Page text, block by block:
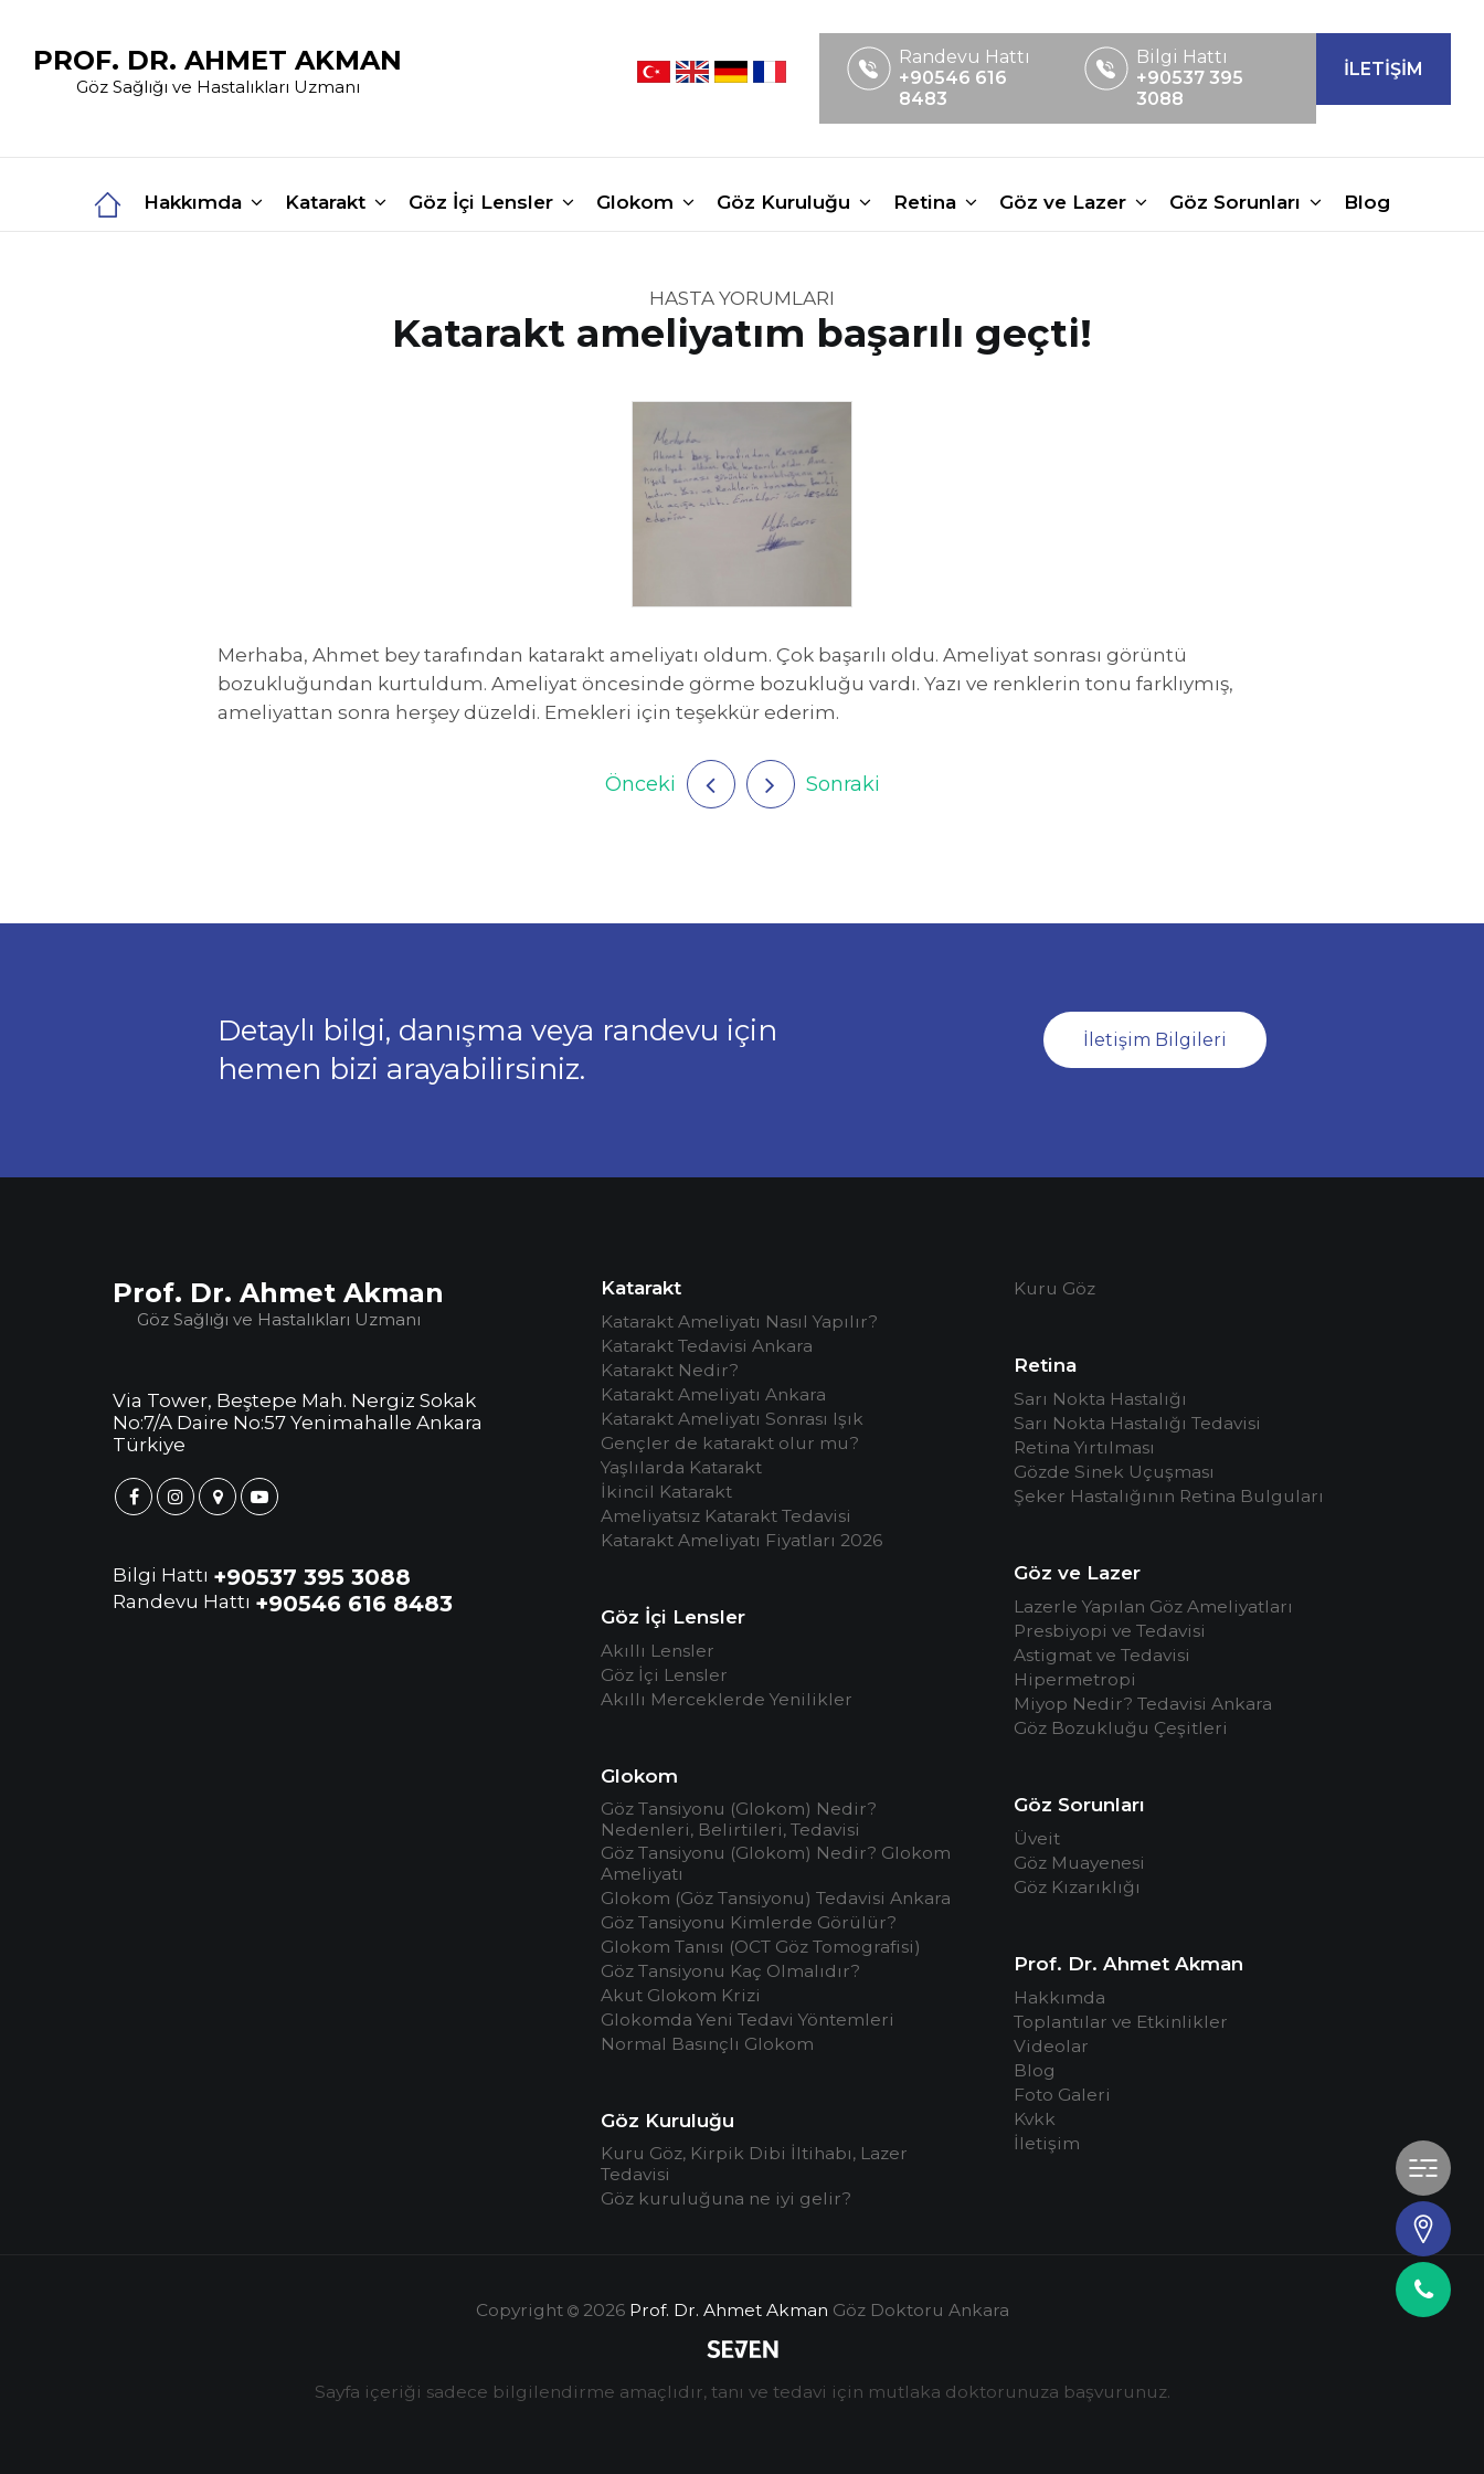
PROF. DR. AHMET AKMAN
Göz Sağlığı ve Hastalıkları Uzmanı
İLETİŞİM
Randevu Hattı
+90546 616
8483
Bilgi Hattı
+90537 395
3088
Hakkımda Katarakt Göz İçi Lensler Glokom Göz Kuruluğu Retina Göz ve Lazer Göz Sorunları Blog
HASTA YORUMLARI
Katarakt ameliyatım başarılı geçti!
Merhaba, Ahmet bey tarafından katarakt ameliyatı oldum. Çok başarılı oldu. Ameliyat sonrası görüntü
bozukluğundan kurtuldum. Ameliyat öncesinde görme bozukluğu vardı. Yazı ve renklerin tonu farklıymış,
ameliyattan sonra herşey düzeldi. Emekleri için teşekkür ederim.
Önceki Sonraki
Detaylı bilgi, danışma veya randevu için
hemen bizi arayabilirsiniz.
İletişim Bilgileri
Prof. Dr. Ahmet Akman
Göz Sağlığı ve Hastalıkları Uzmanı
Via Tower, Beştepe Mah. Nergiz Sokak
No:7/A Daire No:57 Yenimahalle Ankara
Türkiye
Bilgi Hattı +90537 395 3088
Randevu Hattı +90546 616 8483
Katarakt
Katarakt Ameliyatı Nasıl Yapılır?
Katarakt Tedavisi Ankara
Katarakt Nedir?
Katarakt Ameliyatı Ankara
Katarakt Ameliyatı Sonrası Işık
Gençler de katarakt olur mu?
Yaşlılarda Katarakt
İkincil Katarakt
Ameliyatsız Katarakt Tedavisi
Katarakt Ameliyatı Fiyatları 2026
Göz İçi Lensler
Akıllı Lensler
Göz İçi Lensler
Akıllı Merceklerde Yenilikler
Glokom
Göz Tansiyonu (Glokom) Nedir?
Nedenleri, Belirtileri, Tedavisi
Göz Tansiyonu (Glokom) Nedir? Glokom
Ameliyatı
Glokom (Göz Tansiyonu) Tedavisi Ankara
Göz Tansiyonu Kimlerde Görülür?
Glokom Tanısı (OCT Göz Tomografisi)
Göz Tansiyonu Kaç Olmalıdır?
Akut Glokom Krizi
Glokomda Yeni Tedavi Yöntemleri
Normal Basınçlı Glokom
Göz Kuruluğu
Kuru Göz, Kirpik Dibi İltihabı, Lazer
Tedavisi
Göz kuruluğuna ne iyi gelir?
Kuru Göz
Retina
Sarı Nokta Hastalığı
Sarı Nokta Hastalığı Tedavisi
Retina Yırtılması
Gözde Sinek Uçuşması
Şeker Hastalığının Retina Bulguları
Göz ve Lazer
Lazerle Yapılan Göz Ameliyatları
Presbiyopi ve Tedavisi
Astigmat ve Tedavisi
Hipermetropi
Miyop Nedir? Tedavisi Ankara
Göz Bozukluğu Çeşitleri
Göz Sorunları
Üveit
Göz Muayenesi
Göz Kızarıklığı
Prof. Dr. Ahmet Akman
Hakkımda
Toplantılar ve Etkinlikler
Videolar
Blog
Foto Galeri
Kvkk
İletişim
Copyright 2026 Prof. Dr. Ahmet Akman Göz Doktoru Ankara
Sayfa içeriği sadece bilgilendirme amaçlıdır, tanı ve tedavi için mutlaka doktorunuza başvurunuz.